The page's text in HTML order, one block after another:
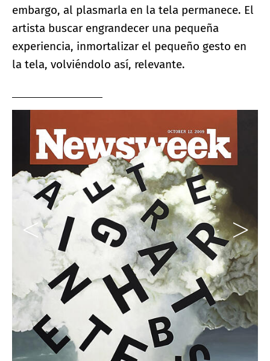
embargo, al plasmarla en la tela permanece. El
artista buscar engrandecer una pequeña
experiencia, inmortalizar el pequeño gesto en
la tela, volviéndolo así, relevante.